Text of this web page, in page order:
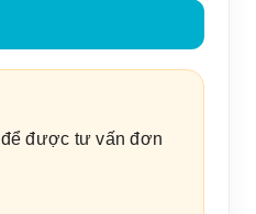
được tư vấn đơn